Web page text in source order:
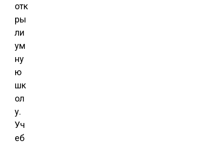
отк
ры
ли
ум
ну
ю
шк
ол
у.
Уч
еб